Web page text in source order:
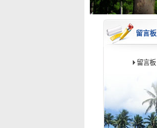
留言板
留言板